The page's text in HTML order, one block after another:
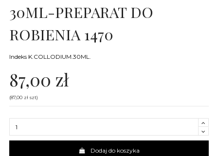
30ML-PREPARAT DO
ROBIENIA 1470
Indeks K.COLLODIUM.30ML.
87,00 zł
(87,00 zł szt)
Dodaj do koszyka